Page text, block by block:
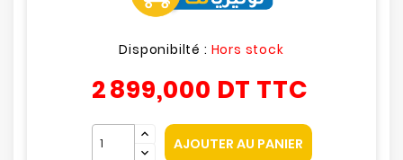
Disponibilté : Hors stock
2 899,000 DT TTC
AJOUTER AU PANIER